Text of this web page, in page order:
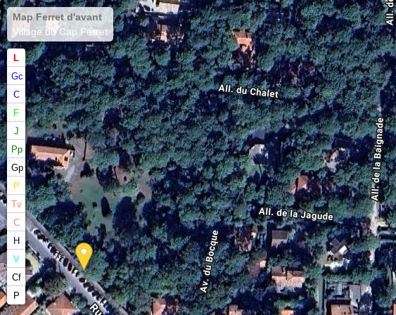
Map Ferret d'avant
Village du Cap Ferret
L
Gc
C
F
J
Pp
Gp
P
Tv
C
H
V
Cf
P